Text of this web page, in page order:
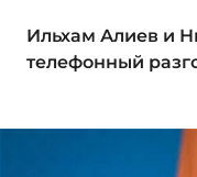
Ильхам Алиев и
телефонный